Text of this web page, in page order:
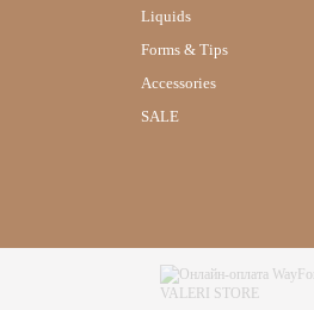
Liquids
Forms & Tips
Accessories
SALE